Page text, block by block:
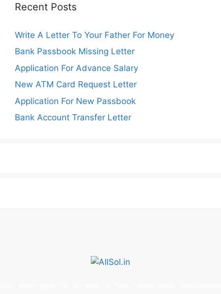
Recent Posts
Write A Letter To Your Father For Money
Bank Passbook Missing Letter
Application For Advance Salary
New ATM Card Request Letter
Application For New Passbook
Bank Account Transfer Letter